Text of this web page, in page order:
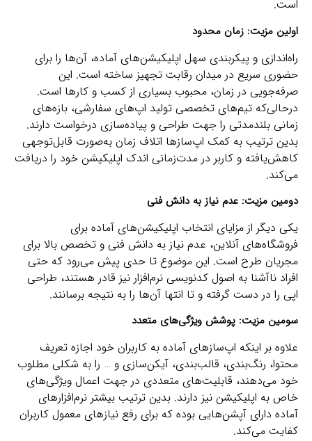
است.
اولین مزیت: زمان محدود
راه‌اندازی و پیکربندی سهل اپلیکیشن‌های آماده، آن‌ها را برای
حضوری سریع در میدان رقابت تجهیز ساخته است. این
صرفه‌جویی در زمان، محبوب بسیاری از کسب و کارها است.
درحالی‌که تیم‌های تخصصی تولید اپ‌های سفارشی، بازه‌های
زمانی بلندمدتی را جهت طراحی و پیاده‌سازی درخواست دارند.
بدین ترتیب به کمک اپ‌سازها اتلاف زمان به‌صورت قابل‌توجهی
کاهش‌یافته و کاربر در مدت‌زمانی اندک اپلیکیشن خود را دریافت
می‌کند.
دومین مزیت: عدم نیاز به دانش فنی
یکی دیگر از مزایای انتخاب اپلیکیشن‌های آماده برای
فروشگاه‌های آنلاین، عدم نیاز به دانش فنی و تخصص بالا برای
مجریان طرح است. این موضوع تا حدی پیش می‌رود که حتی
افراد ناآشنا به اصول کدنویسی نرم‌افزار نیز قادر هستند، طراحی
اپی را در دست گرفته و تا انتها آن‌ها را به نتیجه برسانند.
سومین مزیت: پوشش ویژگی‌های متعدد
علاوه بر اینکه اپ‌سازهای آماده به کاربران خود اجازه تعریف
محتوا، رنگ‌بندی، قالب‌بندی، آیکن‌سازی و … را به شکلی مطلوب
خود می‌دهند، قابلیت‌های متعددی در جهت اعمال ویژگی‌های
خاص به اپلیکیشن نیز دارند. بدین ترتیب بیشتر نرم‌افزارهای
آماده دارای آپشن‌هایی بوده که برای رفع نیازهای معمول کاربران
کفایت می‌کند.